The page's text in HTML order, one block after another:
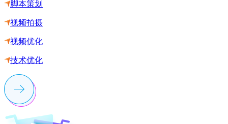
脚本策划
视频拍摄
视频优化
技术优化